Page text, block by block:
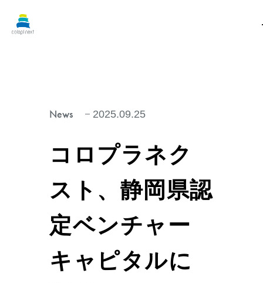
News 2025.09.25
コロプラネク
スト、静岡県認
定ベンチャー
キャピタルに